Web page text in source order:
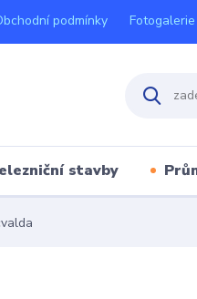
podmínky Fotogalerie
stavby